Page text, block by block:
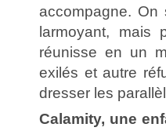
accompagne.
larmoyant, mais
réunisse en un
exilés et autre
dresser les
Calamity, une